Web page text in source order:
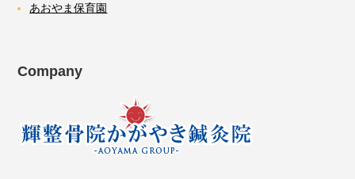
あおやま保育園
Company